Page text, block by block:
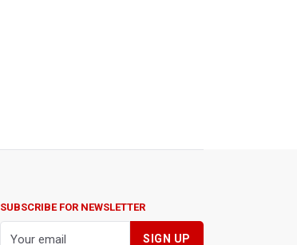
SUBSCRIBE FOR NEWSLETTER